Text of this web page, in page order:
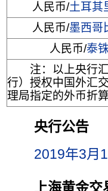
人民币/土耳其
人民币/墨西哥
人民币/泰
注：以上央行
行）授权中国外汇
理局指定的外币折算
央行公告
2019年3月
上海黄金交